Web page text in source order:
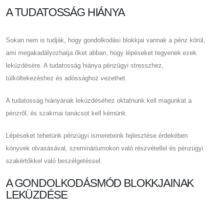
A TUDATOSSÁG HIÁNYA
Sokan nem is tudják, hogy gondolkodási blokkjai vannak a pénz körül,
ami megakadályozhatja őket abban, hogy lépéseket tegyenek ezek
leküzdésére. A tudatosság hiánya pénzügyi stresszhez,
túlköltekezéshez és adóssághoz vezethet.
A tudatosság hiányának leküzdéséhez oktatnunk kell magunkat a
pénzről, és szakmai tanácsot kell kérnünk.
Lépéseket tehetünk pénzügyi ismereteink fejlesztése érdekében
könyvek olvasásával, szemináriumokon való részvétellel és pénzügyi
szakértőkkel való beszélgetéssel.
A GONDOLKODÁSMÓD BLOKKJAINAK
LEKÜZDÉSE